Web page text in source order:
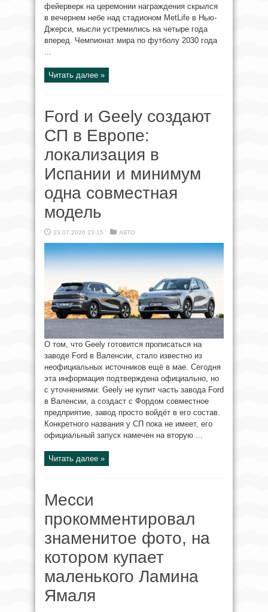
фейерверк на церемонии награждения скрылся
в вечернем небе над стадионом MetLife в Нью-
Джерси, мысли устремились на четыре года
вперед. Чемпионат мира по футболу 2030 года
...
Читать далее »
Ford и Geely создают
СП в Европе:
локализация в
Испании и минимум
одна совместная
модель
23.07.2026 23:15 АВТО
О том, что Geely готовится прописаться на
заводе Ford в Валенсии, стало известно из
неофициальных источников ещё в мае. Сегодня
эта информация подтверждена официально, но
с уточнениями: Geely не купит часть завода Ford
в Валенсии, а создаст с Фордом совместное
предприятие, завод просто войдёт в его состав.
Конкретного названия у СП пока не имеет, его
официальный запуск намечен на вторую ...
Читать далее »
Месси
прокомментировал
знаменитое фото, на
котором купает
маленького Ламина
Ямаля